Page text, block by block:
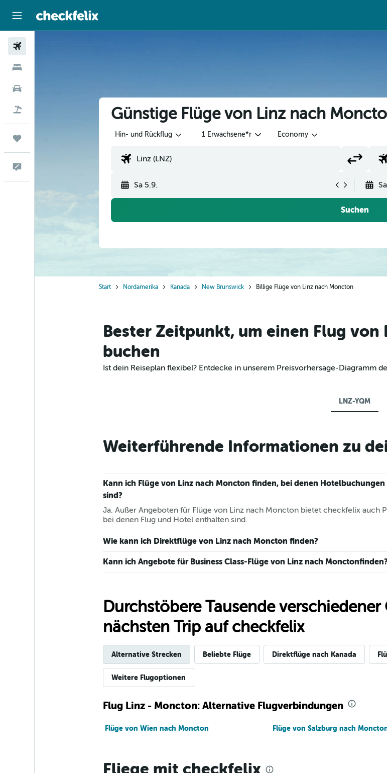
Günstige Flüge von Linz nach
Hin- und Rückflug 1 Erwachsene*r Economy
Sa 5.9.
Suchen
Start Nordamerika Kanada New Brunswick Billige Flüge von Linz nach Moncton
Bester Zeitpunkt, um einen Flug von
buchen
Ist dein Reiseplan flexibel? Entdecke in unserem Preisvorhersage-Diagramm
LNZ-YQM
Weiterführende Informationen zu
Kann ich Flüge von Linz nach Moncton finden, bei denen
sind?
Ja. Außer Angeboten für Flüge von Linz nach Moncton bietet checkfelix auch
bei denen Flug und Hotel enthalten sind.
Wie kann ich Direktflüge von Linz nach Moncton finden?
Kann ich Angebote für Business Class-Flüge von Linz nach
Durchstöbere Tausende
nächsten Trip auf checkfelix
Alternative Strecken Beliebte Flüge Direktflüge nach Kanada
Weitere Flugoptionen
Flug Linz - Moncton: Alternative Flugverbindungen
Flüge von Wien nach Moncton Flüge von Salzburg nach
Fliege mit checkfelix